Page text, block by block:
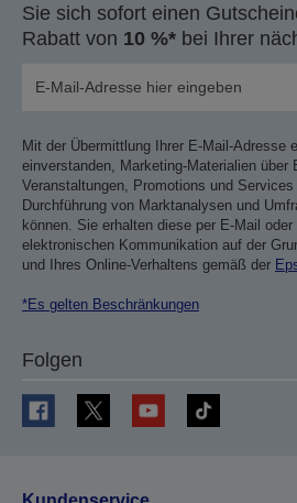
Sie sich sofort einen
Rabatt von 10 %* bei Ihrer
Mit der Übermittlung Ihrer E-Mail-Adresse
einverstanden, Marketing-Materialien über
Veranstaltungen, Promotions und
Durchführung von Marktanalysen und
können. Sie erhalten diese per E-Mail
elektronischen Kommunikation auf der
und Ihres Online-Verhaltens gemäß der
*Es gelten Beschränkungen
Folgen